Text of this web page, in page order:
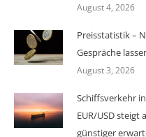
August 4, 2026
Preisstatistik –
Gespräche
August 3, 2026
Schiffsverkehr
EUR/USD steigt
günstiger